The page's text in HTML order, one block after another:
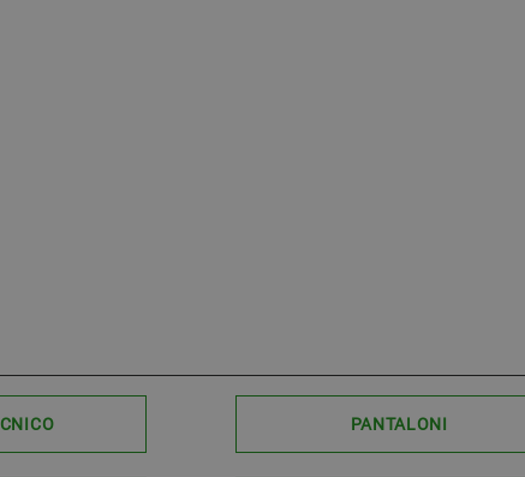
PANTALONI